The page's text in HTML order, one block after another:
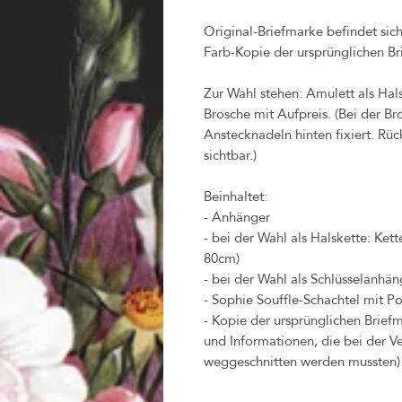
Original-Briefmarke befindet
Farb-Kopie der ursprünglichen
Zur Wahl stehen: Amulett als
Brosche mit Aufpreis. (Bei der
Anstecknadeln hinten fixiert.
sichtbar.)
Beinhaltet:
- Anhänger
- bei der Wahl als Halskette:
80cm)
- bei der Wahl als
- Sophie Souffle-Schachtel mit
- Kopie der ursprünglichen
und Informationen, die bei der
weggeschnitten werden mussten)